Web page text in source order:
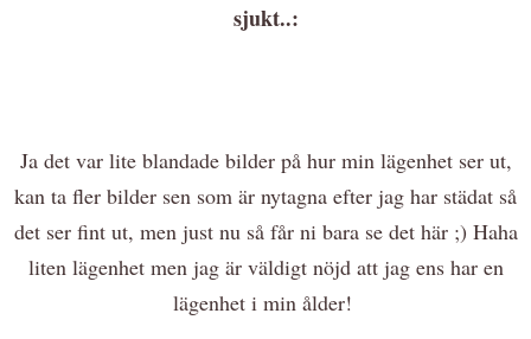
sjukt..:
Ja det var lite blandade bilder på hur min lägenhet ser ut,
kan ta fler bilder sen som är nytagna efter jag har städat så
det ser fint ut, men just nu så får ni bara se det här ;) Haha
liten lägenhet men jag är väldigt nöjd att jag ens har en
lägenhet i min ålder!